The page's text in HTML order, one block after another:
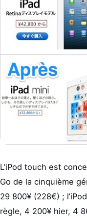
L’iPod touch est
Go de la cinquième
29 800¥ (228€) ;
règle, 4 200¥ hier, 4